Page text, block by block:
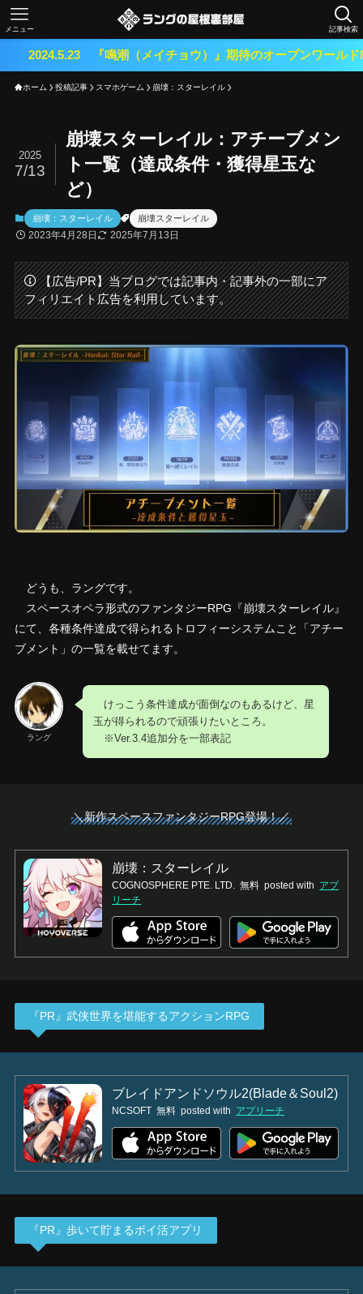
記事検索
メニュー
『鳴潮（メイチョウ）』期待のオープンワールドRPGがリリー
ホーム 投稿記事 スマホゲーム 崩壊：スターレイル
崩壊スターレイル：アチーブメン
ト一覧（達成条件・獲得星玉な
ど）
2025
7/13
崩壊：スターレイル 崩壊スターレイル
2023年4月28日 2025年7月13日
【広告/PR】当ブログでは記事内・記事外の一部にア
フィリエイト広告を利用しています。
どうも、ラングです。
スペースオペラ形式のファンタジーRPG『崩壊スターレイル』
にて、各種条件達成で得られるトロフィーシステムこと「アチー
ブメント」の一覧を載せてます。
ラング
けっこう条件達成が面倒なのもあるけど、星
玉が得られるので頑張りたいところ。
※Ver.3.4追加分を一部表記
＼新作スペースファンタジーRPG登場！／
崩壊：スターレイル
COGNOSPHERE PTE. LTD. 無料 posted with アプ
リーチ
『PR』武侠世界を堪能するアクションRPG
ブレイドアンドソウル2(Blade＆Soul2)
NCSOFT 無料 posted with アプリーチ
『PR』歩いて貯まるポイ活アプリ